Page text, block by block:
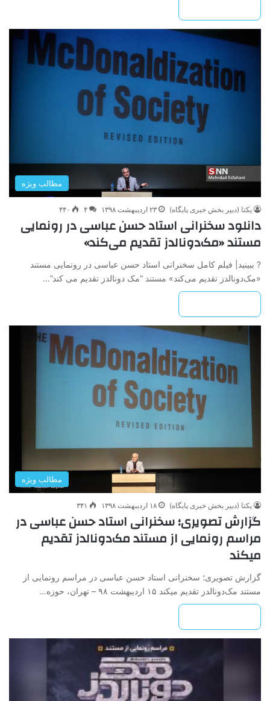
مطالب ویژه
یکتا (دبیر بخش خبری پایگاه) ۲۳ اردیبهشت ۱۳۹۸ ۴ ۴۴۰
دانلود سخنرانی استاد حسن عباسی در رونمایی
مستند «مک‌دونالدز تقدیم می‌کند»
? ببینید| فیلم کامل سخنرانی استاد حسن عباسی در رونمایی مستند
«مک‌دونالدز تقدیم می‌کند» مستند “مک دونالدز تقدیم می کند”…
مطالب ویژه
یکتا (دبیر بخش خبری پایگاه) ۱۸ اردیبهشت ۱۳۹۸ ۳۴۱
گزارش تصویری؛ سخنرانی استاد حسن عباسی در
مراسم رونمایی از مستند مک‌دونالدز تقدیم
میکند
گزارش تصویری؛ سخنرانی استاد حسن عباسی در مراسم رونمایی از
مستند مک‌دونالدز تقدیم میکند ۱۵ اردیبهشت ۹۸ – تهران، حوزه…